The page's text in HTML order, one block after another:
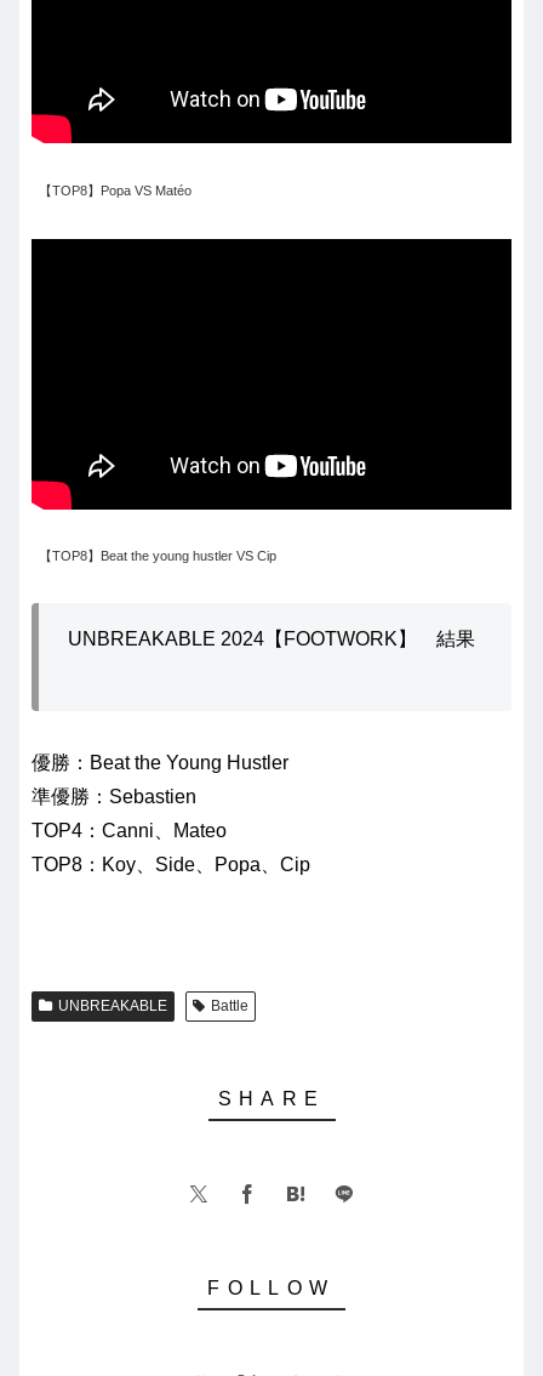
【TOP8】Popa VS Matéo
【TOP8】Beat the young hustler VS Cip
UNBREAKABLE 2024【FOOTWORK】 結果
優勝：Beat the Young Hustler
準優勝：Sebastien
TOP4：Canni、Mateo
TOP8：Koy、Side、Popa、Cip
UNBREAKABLE Battle